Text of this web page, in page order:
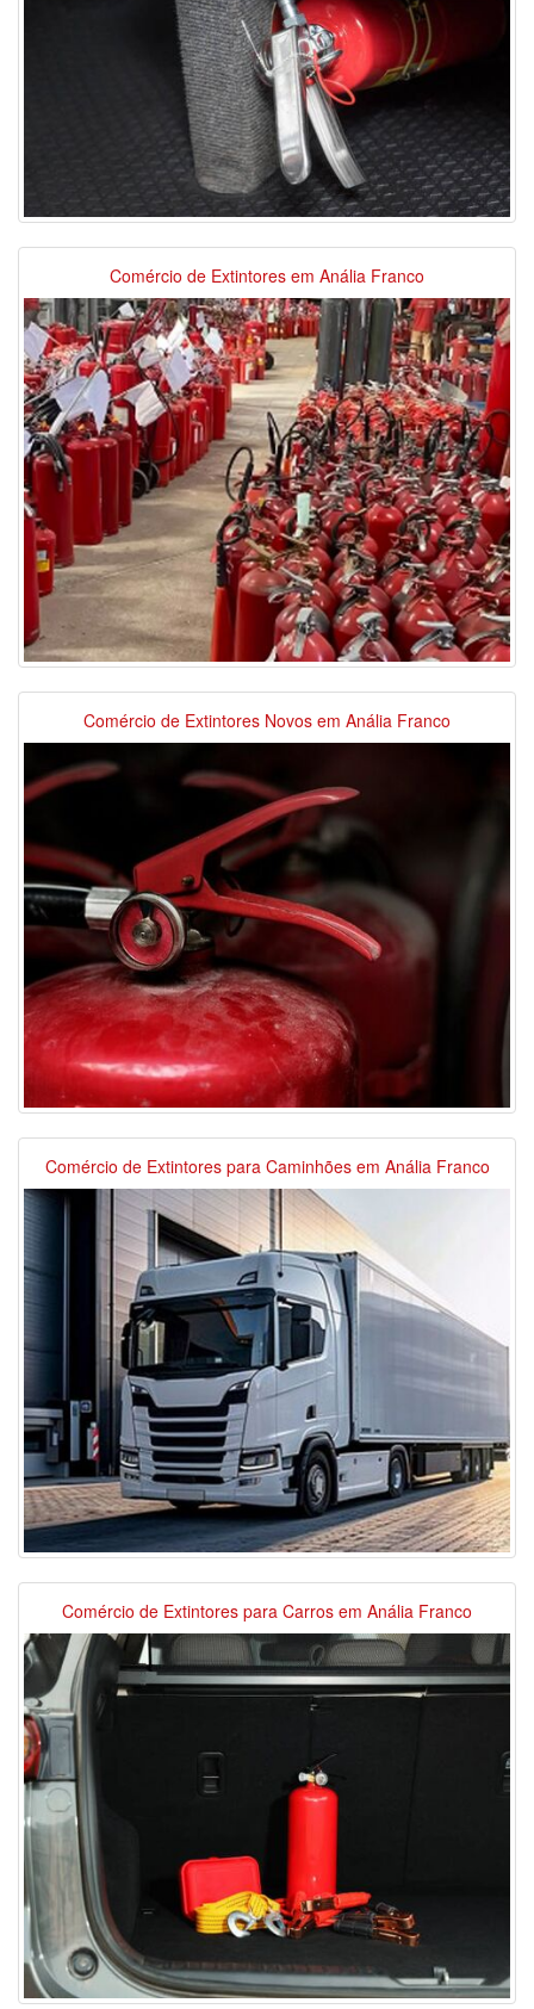
Comércio de Extintores em Anália Franco
Comércio de Extintores Novos em Anália Franco
Comércio de Extintores para Caminhões em Anália Franco
Comércio de Extintores para Carros em Anália Franco